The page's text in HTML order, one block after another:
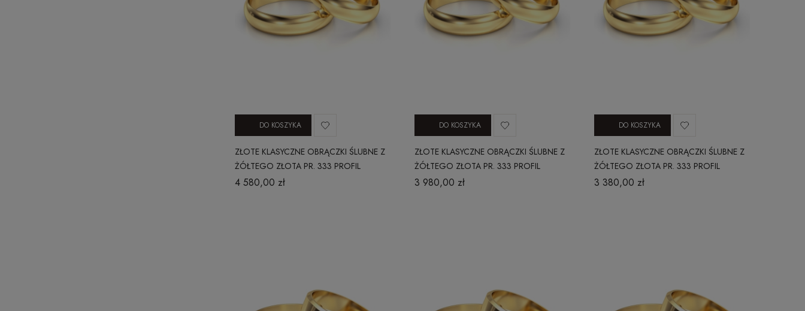
ZŁOTE KLASYCZNE OBRĄCZKI ŚLUBNE Z
ŻÓŁTEGO ZŁOTA PR. 333 PROFIL
WYPUKŁY 5 MM
4 580,00 zł
DO KOSZYKA
ZŁOTE KLASYCZNE OBRĄCZKI ŚLUBNE Z
ŻÓŁTEGO ZŁOTA PR. 333 PROFIL
WYPUKŁY 4 MM
3 980,00 zł
DO KOSZYKA
ZŁOTE KLASYCZNE OBRĄCZKI ŚLUBNE Z
ŻÓŁTEGO ZŁOTA PR. 333 PROFIL
WYPUKŁY 3 MM
3 380,00 zł
DO KOSZYKA